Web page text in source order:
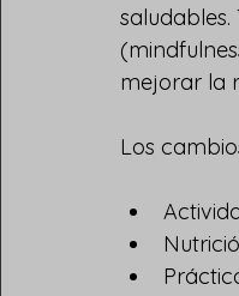
mejorar la
Los